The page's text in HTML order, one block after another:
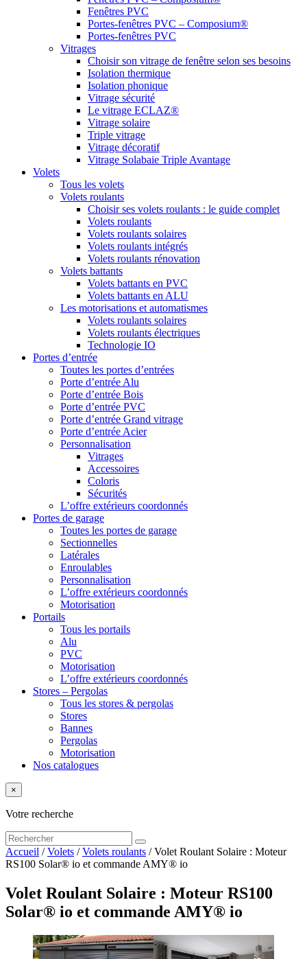
Fenêtres PVC
Portes-fenêtres PVC – Composium®
Portes-fenêtres PVC
Vitrages
Choisir son vitrage de fenêtre selon ses besoins
Isolation thermique
Isolation phonique
Vitrage sécurité
Le vitrage ECLAZ®
Vitrage solaire
Triple vitrage
Vitrage décoratif
Vitrage Solabaie Triple Avantage
Volets
Tous les volets
Volets roulants
Choisir ses volets roulants : le guide complet
Volets roulants
Volets roulants solaires
Volets roulants intégrés
Volets roulants rénovation
Volets battants
Volets battants en PVC
Volets battants en ALU
Les motorisations et automatismes
Volets roulants solaires
Volets roulants électriques
Technologie IO
Portes d’entrée
Toutes les portes d’entrées
Porte d’entrée Alu
Porte d’entrée Bois
Porte d’entrée PVC
Porte d’entrée Grand vitrage
Porte d’entrée Acier
Personnalisation
Vitrages
Accessoires
Coloris
Sécurités
L’offre extérieurs coordonnés
Portes de garage
Toutes les portes de garage
Sectionnelles
Latérales
Enroulables
Personnalisation
L’offre extérieurs coordonnés
Motorisation
Portails
Tous les portails
Alu
PVC
Motorisation
L’offre extérieurs coordonnés
Stores – Pergolas
Tous les stores & pergolas
Stores
Bannes
Pergolas
Motorisation
Nos catalogues
×
Votre recherche
Accueil /Volets /Volets roulants /Volet Roulant Solaire : Moteur
RS100 Solar® io et commande AMY® io
Volet Roulant Solaire : Moteur RS100
Solar® io et commande AMY® io